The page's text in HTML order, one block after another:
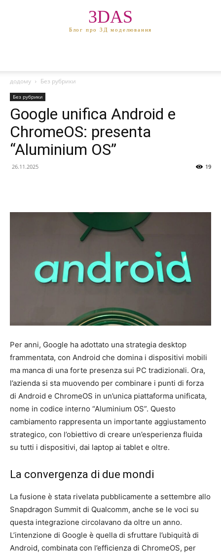
3DAS
Блог про 3Д моделювання
додому Без рубрики
Без рубрики
Google unifica Android e
ChromeOS: presenta
“Aluminium OS”
26.11.2025 19
Per anni, Google ha adottato una strategia desktop
frammentata, con Android che domina i dispositivi mobili
ma manca di una forte presenza sui PC tradizionali. Ora,
l’azienda si sta muovendo per combinare i punti di forza
di Android e ChromeOS in un’unica piattaforma unificata,
nome in codice interno “Aluminium OS”. Questo
cambiamento rappresenta un importante aggiustamento
strategico, con l’obiettivo di creare un’esperienza fluida
su tutti i dispositivi, dai laptop ai tablet e oltre.
La convergenza di due mondi
La fusione è stata rivelata pubblicamente a settembre allo
Snapdragon Summit di Qualcomm, anche se le voci su
questa integrazione circolavano da oltre un anno.
L’intenzione di Google è quella di sfruttare l’ubiquità di
Android, combinata con l’efficienza di ChromeOS, per